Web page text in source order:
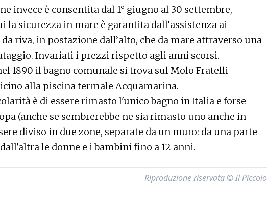
invece è consentita dal 1° giugno al 30 settembre,
la sicurezza in mare è garantita dall’assistenza ai
riva, in postazione dall’alto, che da mare attraverso una
Invariati i prezzi rispetto agli anni scorsi.
1890 il bagno comunale si trova sul Molo Fratelli
alla piscina termale Acquamarina.
è di essere rimasto l'unico bagno in Italia e forse
(anche se sembrerebbe ne sia rimasto uno anche in
diviso in due zone, separate da un muro: da una parte
le donne e i bambini fino a 12 anni.
Riproduzione riservata © Il Piccolo